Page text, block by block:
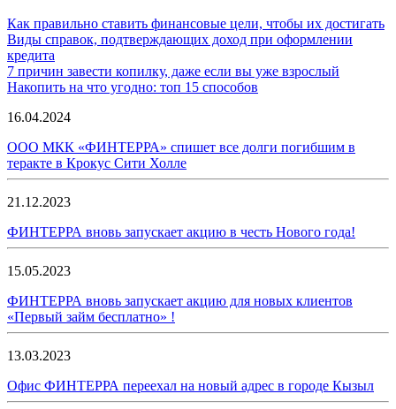
Как правильно ставить финансовые цели, чтобы их достигать
Виды справок, подтверждающих доход при оформлении
кредита
7 причин завести копилку, даже если вы уже взрослый
Накопить на что угодно: топ 15 способов
16.04.2024
ООО МКК «ФИНТЕРРА» спишет все долги погибшим в
теракте в Крокус Сити Холле
21.12.2023
ФИНТЕРРА вновь запускает акцию в честь Нового года!
15.05.2023
ФИНТЕРРА вновь запускает акцию для новых клиентов
«Первый займ бесплатно» !
13.03.2023
Офис ФИНТЕРРА переехал на новый адрес в городе Кызыл